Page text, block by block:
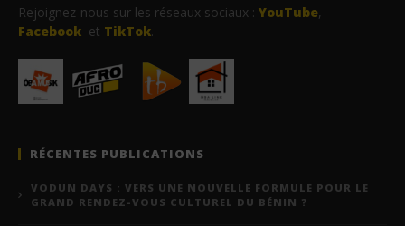
Rejoignez-nous sur les réseaux sociaux : YouTube,
Facebook et TikTok.
RÉCENTES PUBLICATIONS
VODUN DAYS : VERS UNE NOUVELLE FORMULE POUR LE
GRAND RENDEZ-VOUS CULTUREL DU BÉNIN ?